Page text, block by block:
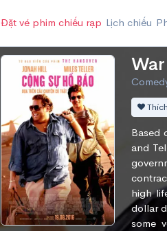
Đặt vé phim chiếu rạp Lịch chiếu
Thích
Based
and
high
dollar
some